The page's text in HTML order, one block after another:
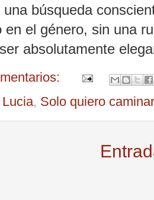
búsqueda
el género, sin una
absolutamente
, Solo quiero caminar